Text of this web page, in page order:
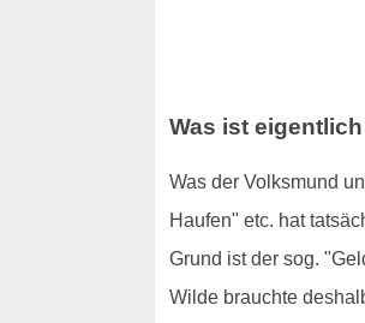
Was ist
Was der Volksmund
Haufen" etc. hat
Grund ist der sog.
Wilde brauchte